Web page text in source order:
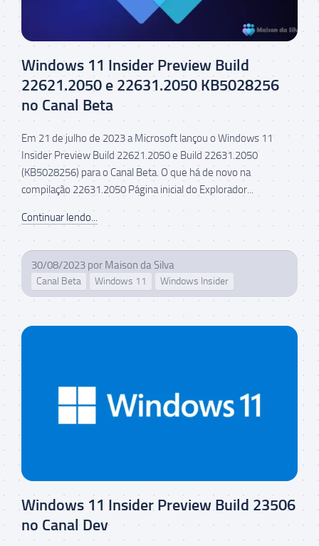
Windows 11 Insider Preview Build
22621.2050 e 22631.2050 KB5028256
no Canal Beta
Em 21 de julho de 2023 a Microsoft lançou o Windows 11
Insider Preview Build 22621.2050 e Build 22631.2050
(KB5028256) para o Canal Beta. O que há de novo na
compilação 22631.2050 Página inicial do Explorador...
Continuar lendo...
30/08/2023 por Maison da Silva
Canal Beta Windows 11 Windows Insider
Windows 11 Insider Preview Build 23506
no Canal Dev